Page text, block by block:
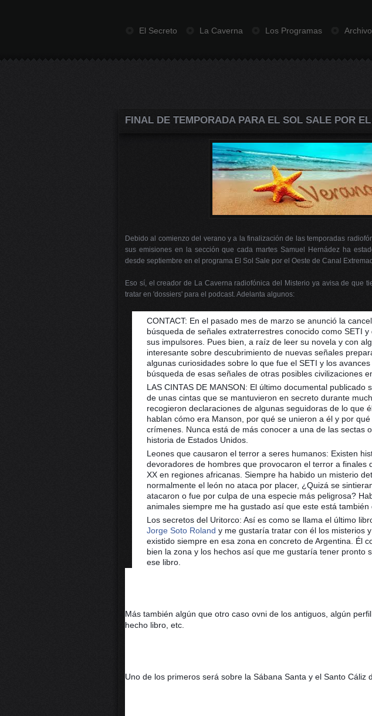
El Secreto La Caverna Los Programas
FINAL DE TEMPORADA PARA EL SOL SALE POR
Debido al comienzo del verano y a la finalización de las temporadas
sus emisiones en la sección que cada martes Samuel Hernádez ha
desde septiembre en el programa El Sol Sale por el Oeste de Canal
Eso sí, el creador de La Caverna radiofónica del Misterio ya avisa de que
tratar en 'dossiers' para el podcast. Adelanta algunos:
CONTACT: En el pasado mes de marzo se anunció la
búsqueda de señales extraterrestres conocido como SETI
sus impulsores. Pues bien, a raíz de leer su novela y con
interesante sobre descubrimiento de nuevas señales
algunas curiosidades sobre lo que fue el SETI y los
búsqueda de esas señales de otras posibles civilizaciones
LAS CINTAS DE MANSON: El último documental publicado
de unas cintas que se mantuvieron en secreto durante
recogieron declaraciones de algunas seguidoras de lo que
hablan cómo era Manson, por qué se unieron a él y por
crímenes. Nunca está de más conocer a una de las sectas
historia de Estados Unidos.
Leones que causaron el terror a seres humanos: Existen
devoradores de hombres que provocaron el terror a finales
XX en regiones africanas. Siempre ha habido un misterio
normalmente el león no ataca por placer, ¿Quizá se
atacaron o fue por culpa de una especie más peligrosa?
animales siempre me ha gustado así que este está también
Los secretos del Uritorco: Así es como se llama el último
Jorge Soto Roland y me gustaría tratar con él los misterios
existido siempre en esa zona en concreto de Argentina. Él
bien la zona y los hechos así que me gustaría tener pronto
ese libro.
Más también algún que otro caso ovni de los antiguos, algún
hecho libro, etc.
Uno de los primeros será sobre la Sábana Santa y el Santo Cáliz